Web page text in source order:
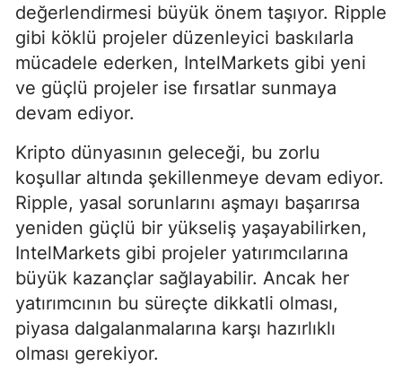
değerlendirmesi büyük önem taşıyor. Ripple
gibi köklü projeler düzenleyici baskılarla
mücadele ederken, IntelMarkets gibi yeni
ve güçlü projeler ise fırsatlar sunmaya
devam ediyor.
Kripto dünyasının geleceği, bu zorlu
koşullar altında şekillenmeye devam ediyor.
Ripple, yasal sorunlarını aşmayı başarırsa
yeniden güçlü bir yükseliş yaşayabilirken,
IntelMarkets gibi projeler yatırımcılarına
büyük kazançlar sağlayabilir. Ancak her
yatırımcının bu süreçte dikkatli olması,
piyasa dalgalanmalarına karşı hazırlıklı
olması gerekiyor.